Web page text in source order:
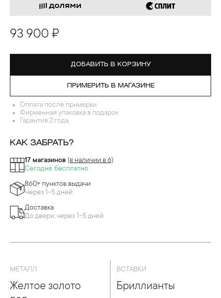
93 900 ₽
ДОБАВИТЬ В КОРЗИНУ
ПРИМЕРИТЬ В МАГАЗИНЕ
Оплата после примерки
Фирменная упаковка в подарок
Гарантия 2 года
КАК ЗАБРАТЬ?
17 магазинов (в наличии в 6)
Сегодня, бесплатно
860+ пунктов выдачи
Через 1-5 дней
Доставка
До двери, через 1-5 дней
МЕТАЛЛ
Желтое золото
ВСТАВКИ
Бриллианты